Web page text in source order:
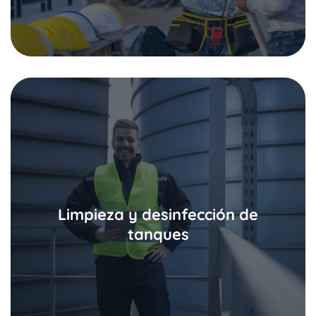
Limpieza y desinfección de
tanques
Es importante limpiar regularmente tus cisternas y tanques
para asegurar agua de calidad en casa. Contamos con un
equipo experto para mantener y monitorear tus
instalaciones, garantizando un funcionamiento óptimo
Solicitar información